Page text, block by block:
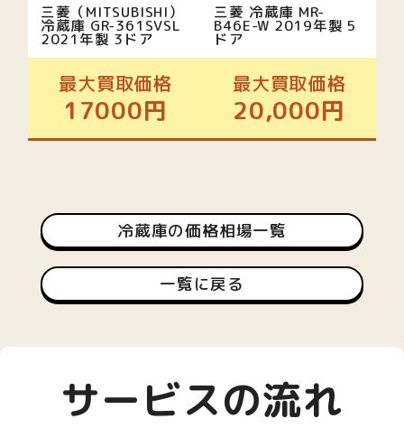
三菱（MITSUBISHI）
冷蔵庫 GR-361SVSL
2021年製 3ドア
最大買取価格
17000円
三菱 冷蔵庫 MR-
B46E-W 2019年製 5
ドア
最大買取価格
20,000円
冷蔵庫の価格相場一覧
一覧に戻る
サービスの流れ